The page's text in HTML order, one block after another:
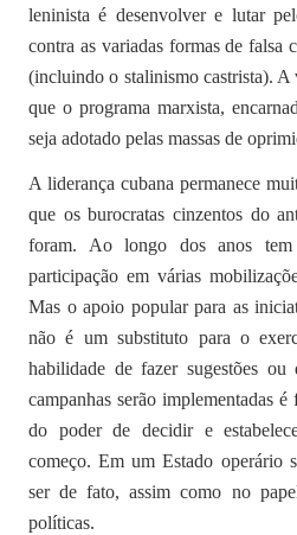
leninista é desenvolver e lutar
contra as variadas formas de falsa
(incluindo o stalinismo castrista).
que o programa marxista,
seja adotado pelas massas de
A liderança cubana permanece
que os burocratas cinzentos do
foram. Ao longo dos anos tem
participação em várias
Mas o apoio popular para as
não é um substituto para o
habilidade de fazer sugestões
campanhas serão implementadas
do poder de decidir e
começo. Em um Estado operário
ser de fato, assim como no
políticas.